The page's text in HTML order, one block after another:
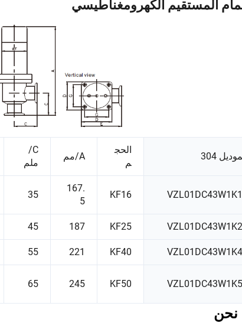
المستقيم الكهرومغناطيسي
304
الحج
م
A/مم
C/
ملم
KF16
167.
5
35
KF25
187
45
KF40
221
55
KF50
245
65